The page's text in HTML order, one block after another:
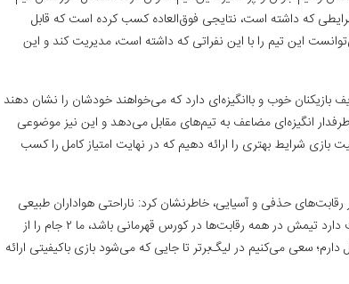
که داشته است، نتایجی فوق‌العاده کسب کرده است که قابل
این تیم را با این نفراتی که داشته است، مدیریت کند و این
خوب و باانگیزه‌ای دارد که می‌خواهند خودشان را نشان دهند
انگیزه‌ای مضاعف به تیم‌های مقابل می‌دهد و این نیز موضوعی
بازی شرایط بهتری را ارائه دهیم که در نهایت امتیاز کامل را کسب
رقابت‌های حذفی و آسیایی، خاطرنشان کرد: ناراحتی هواداران طبیعی
است، به آن‌ها حق می‌دهم چرا که هوادار همیشه دوست دارد تیمش در همه رقابت‌ها در کورس قهرمانی باشد، ما ۲ جام را از
سعی می‌کنیم در لیگ‌برتر تا جایی که می‌شود بازی باکیفیتی ارائه